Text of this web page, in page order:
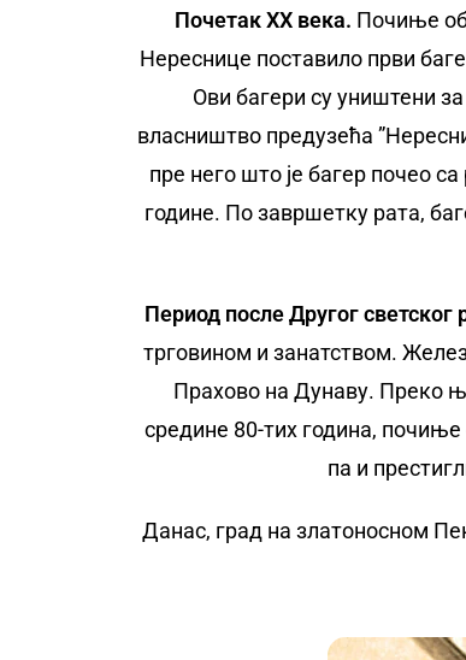
Почетак XX века. Почиње
Нереснице поставило први
Ови багери су уништени
власништво предузећа
пре него што је багер почео
године. По завршетку рата,
Период после Другог светског
трговином и занатством.
Прахово на Дунаву. Преко
средине 80-тих година, почиње
па и
Данас, град на златоносном